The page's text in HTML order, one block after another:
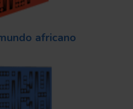
africano